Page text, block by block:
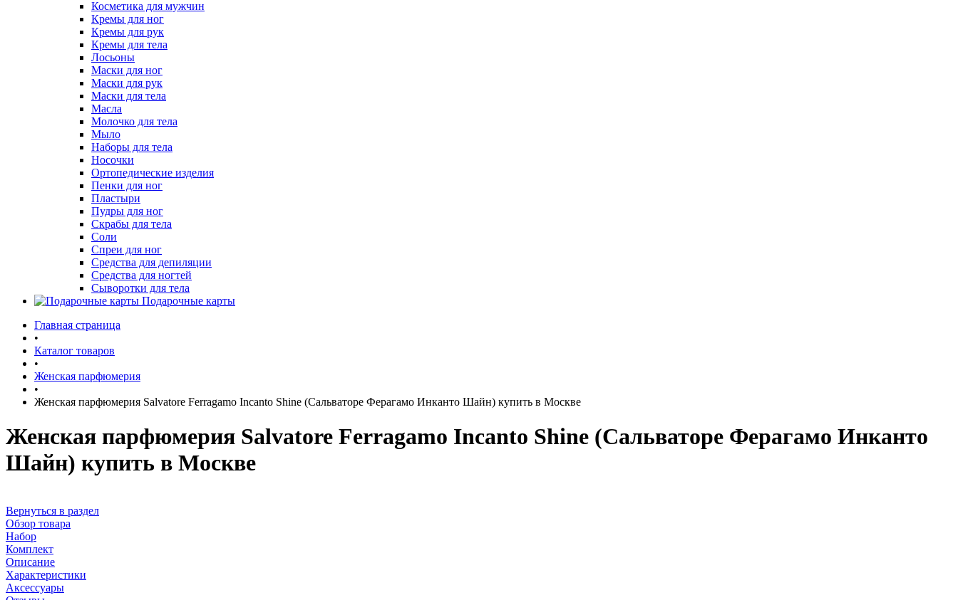
Косметика для мужчин
Кремы для ног
Кремы для рук
Кремы для тела
Лосьоны
Маски для ног
Маски для рук
Маски для тела
Масла
Молочко для тела
Мыло
Наборы для тела
Носочки
Ортопедические изделия
Пенки для ног
Пластыри
Пудры для ног
Скрабы для тела
Соли
Спреи для ног
Средства для депиляции
Средства для ногтей
Сыворотки для тела
Подарочные карты
Главная страница
•
Каталог товаров
•
Женская парфюмерия
•
Женская парфюмерия Salvatore Ferragamo Incanto Shine (Сальваторе Ферагамо Инканто Шайн) купить в Москве
Женская парфюмерия Salvatore Ferragamo Incanto Shine (Сальваторе Ферагамо Инканто
Шайн) купить в Москве
Вернуться в раздел
Обзор товара
Набор
Комплект
Описание
Характеристики
Аксессуары